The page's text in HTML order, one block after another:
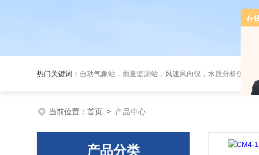
热门关键词： 自动气象站，雨量监测站，风速风向仪，水质分析仪，气
当前位置： 首页 > 产品中心
产品分类